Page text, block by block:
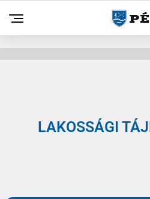
LAKOSSÁGI